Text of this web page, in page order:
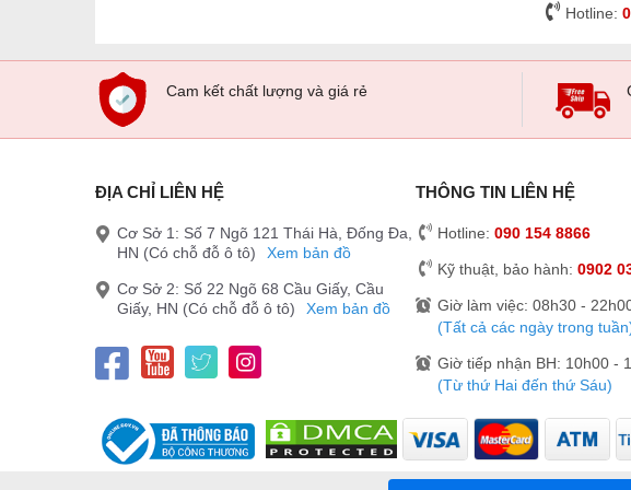
Hotline:
Cam kết chất lượng và giá rẻ
ĐỊA CHỈ LIÊN HỆ
Cơ Sở 1: Số 7 Ngõ 121 Thái Hà, Đống Đa,
HN (Có chỗ đỗ ô tô)
Xem bản đồ
Cơ Sở 2: Số 22 Ngõ 68 Cầu Giấy, Cầu
Giấy, HN (Có chỗ đỗ ô tô)
Xem bản đồ
THÔNG TIN LIÊN HỆ
Hotline: 090 154 8866
Kỹ thuật, bảo hành: 0902
Giờ làm việc: 08h30 -
(Tất cả các ngày trong
Giờ tiếp nhận BH: 10h00 -
(Từ thứ Hai đến thứ Sáu)